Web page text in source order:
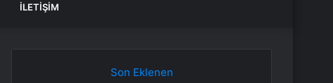
İLETIŞIM
Son Eklenen